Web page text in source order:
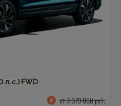
л.с.) FWD
от 3 379 000 руб.